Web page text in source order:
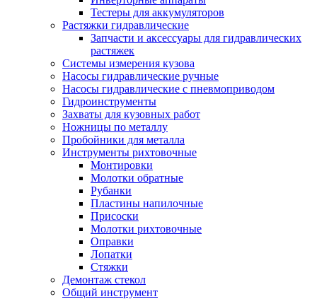
Тестеры для аккумуляторов
Растяжки гидравлические
Запчасти и аксессуары для гидравлических
растяжек
Системы измерения кузова
Насосы гидравлические ручные
Насосы гидравлические с пневмоприводом
Гидроинструменты
Захваты для кузовных работ
Ножницы по металлу
Пробойники для металла
Инструменты рихтовочные
Монтировки
Молотки обратные
Рубанки
Пластины напилочные
Присоски
Молотки рихтовочные
Оправки
Лопатки
Стяжки
Демонтаж стекол
Общий инструмент